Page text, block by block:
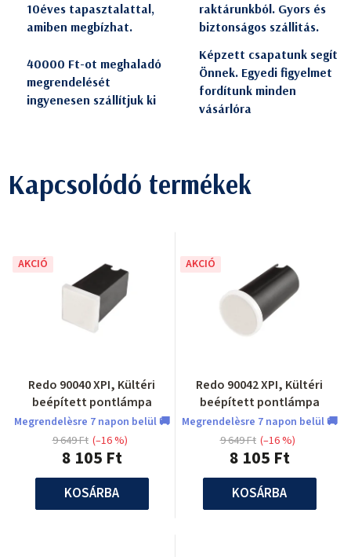
10éves tapasztalattal,
amiben megbízhat.
raktárunkból. Gyors és
biztonságos szállitás.
40000 Ft-ot meghaladó
megrendelését
ingyenesen szállítjuk ki
Képzett csapatunk segít
Önnek. Egyedi figyelmet
fordítunk minden
vásárlóra
Kapcsolódó termékek
AKCIÓ
Redo 90040 XPI, Kültéri
beépített pontlámpa
Megrendelèsre 7 napon belül 🚚
8 105 Ft
9 649 Ft (–16 %)
KOSÁRBA
AKCIÓ
Redo 90042 XPI, Kültéri
beépített pontlámpa
Megrendelèsre 7 napon belül 🚚
8 105 Ft
9 649 Ft (–16 %)
KOSÁRBA